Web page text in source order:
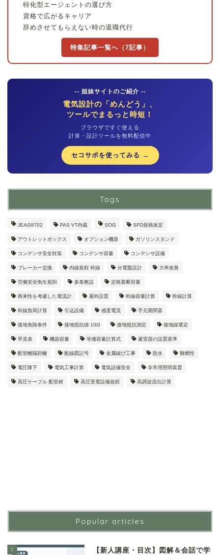
特化型エージェントの選び方
資格で広がるキャリア
辞めさせてもらえない時の退職代行
特集記事一覧へ（7記事）
-- 姐妹サイトのご紹介 --
電気設計の「めんどう」、
ツールでまるっと時短！
ブラウザですぐ使える
計算・設計ツールを無料配信中
セコサポを使ってみる →
Tags
JEAG9702 PAS VT内蔵 SOG SPD規格改定
アウトレットボックス オプション機器 ガソリンスタンド
コンデンサ安全対策 コンデンサ容量 コンデンサ設備
ブレーカー交換 内線規程 幹線 分電盤設計 力率改善
労働安全衛生規則 多条敷設 定格遮断容量
将来性を考慮した電流計 屋外設置 幹線容量計算 幹線計算
幹線負荷計算 引込設備 感度電流 手元開閉器
接地免除条件 接地抵抗値 10Ω 接地抵抗測定 接地線選定
早見表 機器容量 等価容量計算式 避雷器の設置基準
配管離隔距離 配線図記号 金属線ぴ工事 防水 難燃性
電圧降下 電気工事計算 電気設備安全 非常用照明装置
高圧ケーブル 配管材 高圧受電設備規程 高調波流出計算
Popular articles
1
【新人講座・目次】図解＆会話で学